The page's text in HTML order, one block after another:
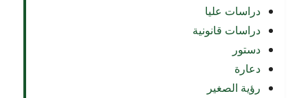
دراسات عليا
دراسات قانونية
دستور
دعارة
رؤية الصغير